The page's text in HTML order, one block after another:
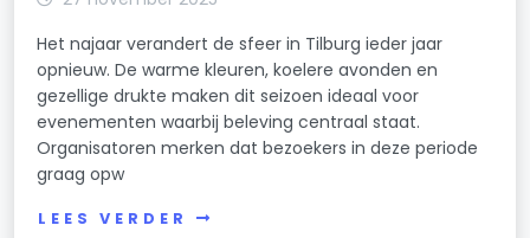
Het najaar verandert de sfeer in Tilburg ieder jaar
opnieuw. De warme kleuren, koelere avonden en
gezellige drukte maken dit seizoen ideaal voor
evenementen waarbij beleving centraal staat.
Organisatoren merken dat bezoekers in deze periode
graag opw
LEES VERDER